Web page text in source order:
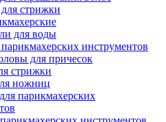
стрижки
для воды
инструментов
для причесок
стрижки
ножниц
парикмахерских